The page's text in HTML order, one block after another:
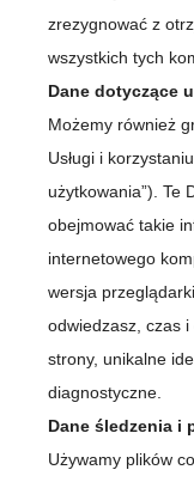
zrezygnować z
wszystkich tych
Dane dotyczące
Możemy również
Usługi i
użytkowania”). Te
obejmować takie
internetowego
wersja
odwiedzasz, czas
strony, unikalne
diagnostyczne.
Dane śledzenia i
Używamy plików